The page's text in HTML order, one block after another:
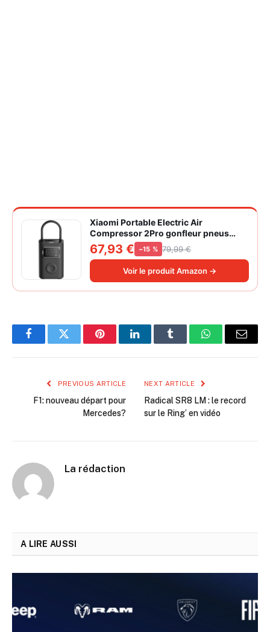
Xiaomi Portable Electric Air
Compressor 2Pro gonfleur pneus
voiture | ±1PSI Contrôle pression
pneus, 45s gonflage rapide, batterie
longue durée, avec éclairage, grand
cylindre à air 27 mm
67,93 € −15 % 79,99 €
Voir le produit Amazon →
FacebookTwitter PinterestLinkedInTumblr WhatsAppEmail
PREVIOUS ARTICLE
F1: nouveau départ pour
Mercedes?
NEXT ARTICLE
Radical SR8 LM : le record
sur le Ring’ en vidéo
La rédaction
A LIRE AUSSI